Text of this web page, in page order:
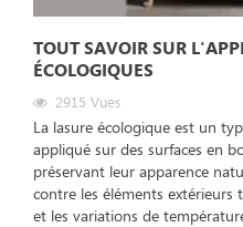
TOUT SAVOIR SUR
ÉCOLOGIQUES
2915 Vues
La lasure écologique est un
appliqué sur des surfaces en
préservant leur apparence
contre les éléments extérieurs
et les variations de